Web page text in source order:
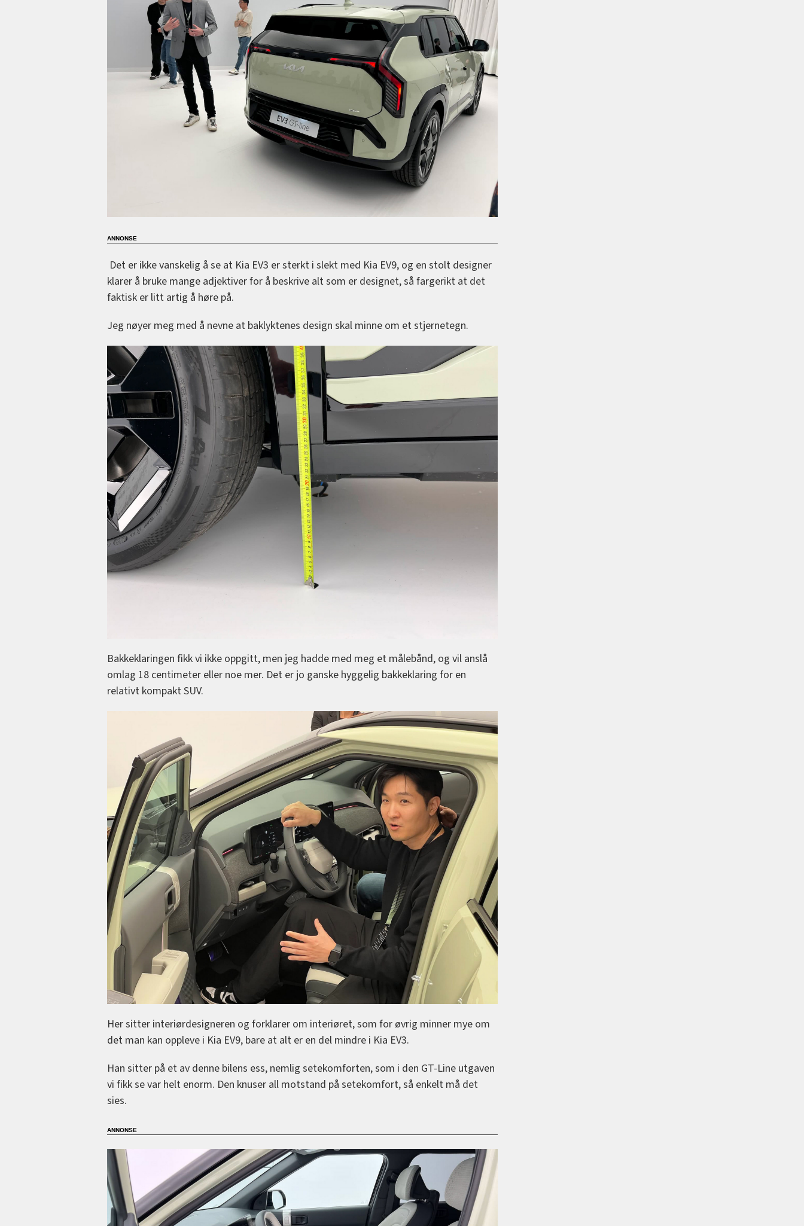
Det er ikke vanskelig å se at Kia EV3 er sterkt i slekt med Kia EV9, og en stolt designer
klarer å bruke mange adjektiver for å beskrive alt som er designet, så fargerikt at det
faktisk er litt artig å høre på.
Jeg nøyer meg med å nevne at baklyktenes design skal minne om et stjernetegn.
Bakkeklaringen fikk vi ikke oppgitt, men jeg hadde med meg et målebånd, og vil anslå
omlag 18 centimeter eller noe mer. Det er jo ganske hyggelig bakkeklaring for en
relativt kompakt SUV.
Her sitter interiørdesigneren og forklarer om interiøret, som for øvrig minner mye om
det man kan oppleve i Kia EV9, bare at alt er en del mindre i Kia EV3.
Han sitter på et av denne bilens ess, nemlig setekomforten, som i den GT-Line utgaven
vi fikk se var helt enorm. Den knuser all motstand på setekomfort, så enkelt må det
sies.